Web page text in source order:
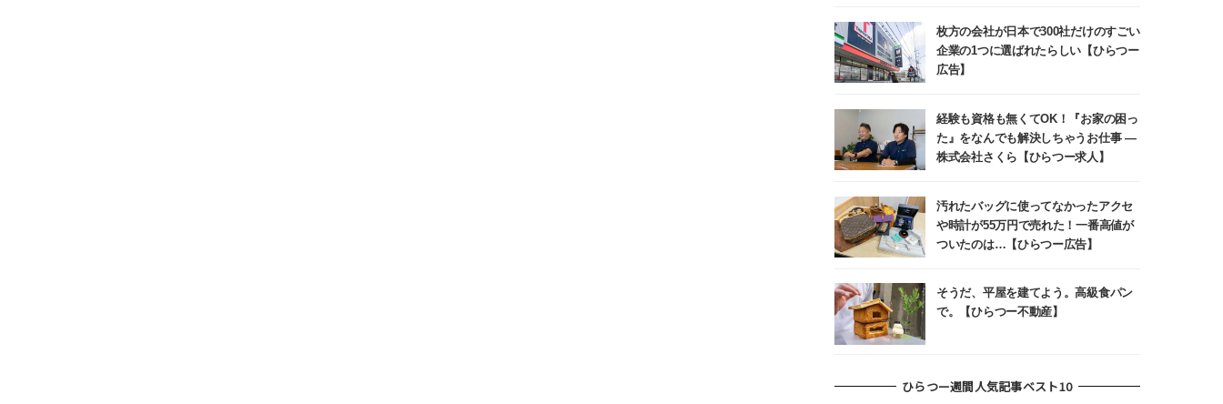
枚方の会社が日本で300社だけのすごい
企業の1つに選ばれたらしい【ひらつー
広告】
経験も資格も無くてOK！『お家の困っ
た』をなんでも解決しちゃうお仕事 ―
株式会社さくら【ひらつー求人】
汚れたバッグに使ってなかったアクセ
や時計が55万円で売れた！一番高値が
ついたのは…【ひらつー広告】
そうだ、平屋を建てよう。高級食パン
で。【ひらつー不動産】
ひらつー週間人気記事ベスト10